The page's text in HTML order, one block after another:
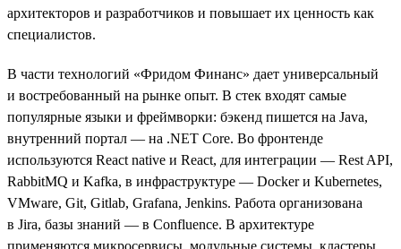
архитекторов и разработчиков и повышает их ценность как
специалистов.
В части технологий «Фридом Финанс» дает универсальный
и востребованный на рынке опыт. В стек входят самые
популярные языки и фреймворки: бэкенд пишется на Java,
внутренний портал — на .NET Сore. Во фронтенде
используются React native и React, для интеграции — Rest API,
RabbitMQ и Kafka, в инфраструктуре — Docker и Kubernetes,
VMware, Git, Gitlab, Grafana, Jenkins. Работа организована
в Jira, базы знаний — в Confluence. В архитектуре
применяются микросервисы, модульные системы, кластеры